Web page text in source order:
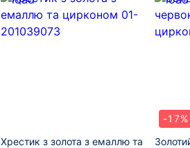
Хрестик з золота з емаллю та
-17%